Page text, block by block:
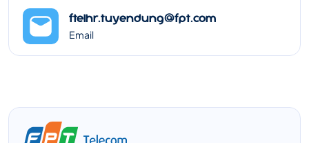
ftelhr.tuyendung@fpt.com
Email